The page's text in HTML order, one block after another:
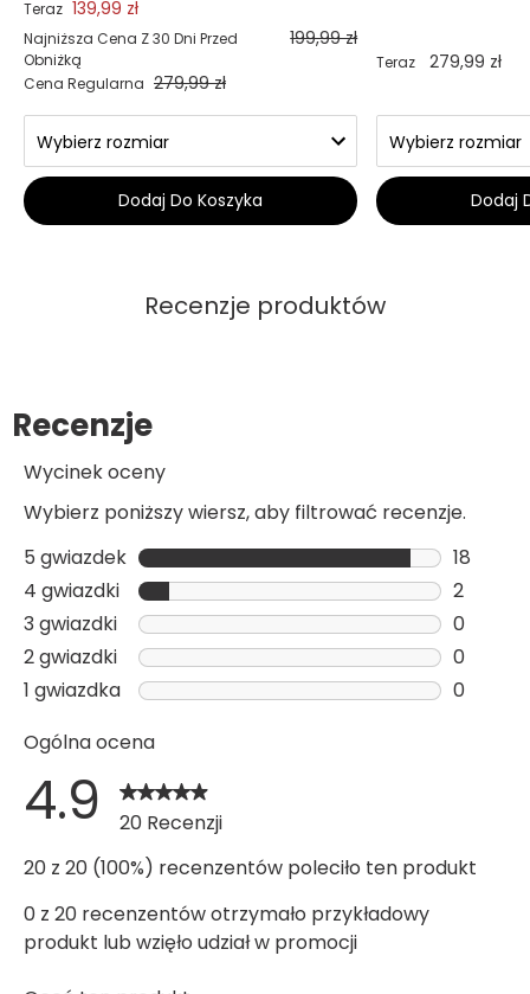
Teraz 139,99 zł
Najniższa Cena Z 30 Dni Przed
Obniżką
199,99 zł
Cena Regularna 279,99 zł
Dodaj Do Koszyka
Teraz 279,99 zł
Dodaj
Recenzje produktów